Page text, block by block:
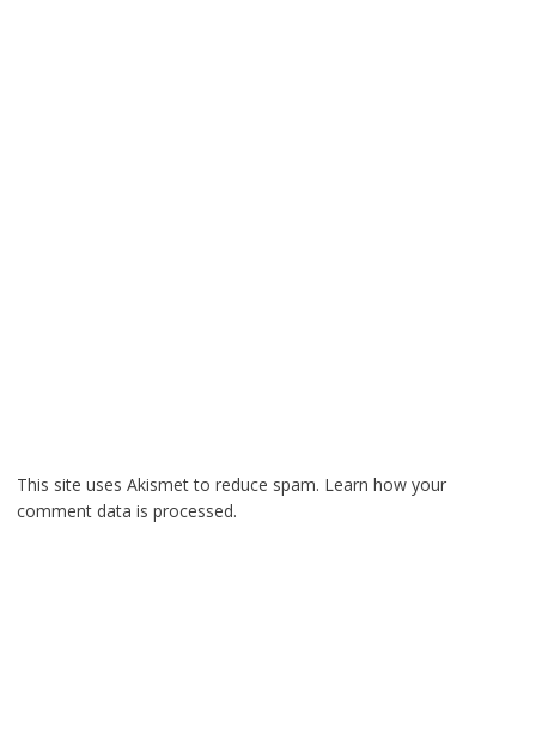
This site uses Akismet to reduce spam. Learn how your
comment data is processed.